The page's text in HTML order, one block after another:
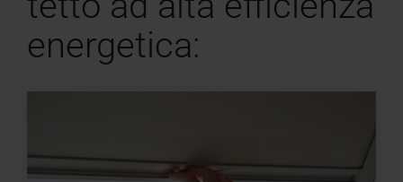
energetica: